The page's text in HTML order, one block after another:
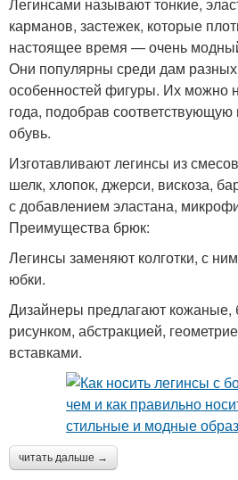
карманов, застежек, которые
настоящее время — очень
Они популярны среди дам разных
особенностей фигуры. Их можно
года, подобрав
обувь.
Изготавливают легинсы из
шелк, хлопок, джерси, вискоза,
с добавлением эластана,
Преимущества брюк:
Легинсы заменяют колготки, с
юбки.
Дизайнеры предлагают кожаные,
рисунком, абстракцией,
вставками.
читать дальше →